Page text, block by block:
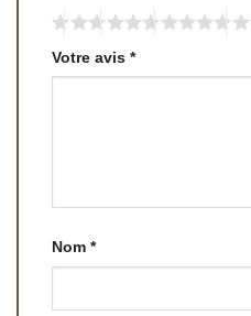
Votre avis *
Nom *